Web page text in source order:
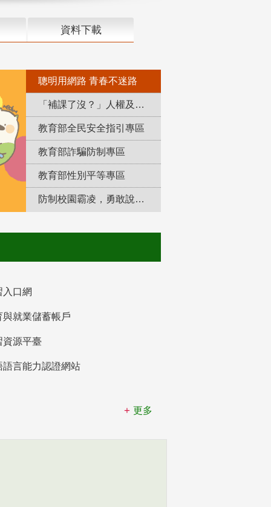
資料下載
聰明用網路 青春不迷路
「補課了沒？」人權及轉型正義教育專區
教育部全民安全指引專區
教育部詐騙防制專區
教育部性別平等專區
防制校園霸凌，勇敢說出來！
入口網
與就業儲蓄帳戶
資源平臺
語言能力認證網站
更多